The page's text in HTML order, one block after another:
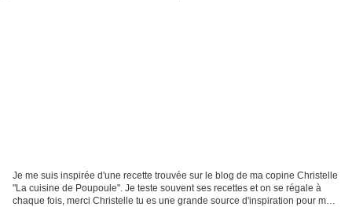
Je me suis inspirée d'une recette trouvée sur le blog de ma copine Christelle
"La cuisine de Poupoule". Je teste souvent ses recettes et on se régale à
chaque fois, merci Christelle tu es une grande source d'inspiration pour moi.